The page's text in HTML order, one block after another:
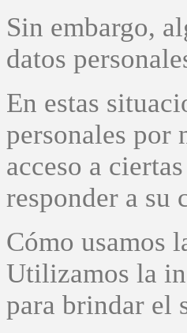
Sin embargo,
datos
En estas
personales por
acceso a
responder a su
Cómo usamos
Utilizamos la
para brindar el